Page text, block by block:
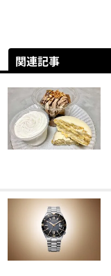
関連記事